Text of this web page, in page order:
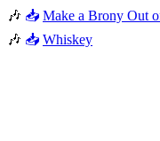
🎶 📥 Make a Brony Out
🎶 📥 Whiskey